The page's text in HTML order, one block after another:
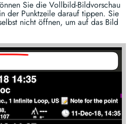
Sie die Vollbild-Bildvorschau
der Punktzeile darauf tippen. Sie
nicht öffnen, um auf das Bild